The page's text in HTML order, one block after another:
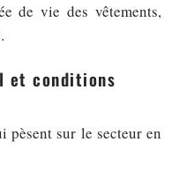
de vie des vêtements,
et conditions
pèsent sur le secteur en